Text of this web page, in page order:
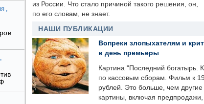
,
,
из России. Что стало причиной такого решения, он,
по его словам, не знает.
НАШИ ПУБЛИКАЦИИ
Вопреки злопыхателям и
в день премьеры
Картина "Последний богатырь.
по кассовым сборам. Фильм к
рублей. Это больше, чем
картины, включая